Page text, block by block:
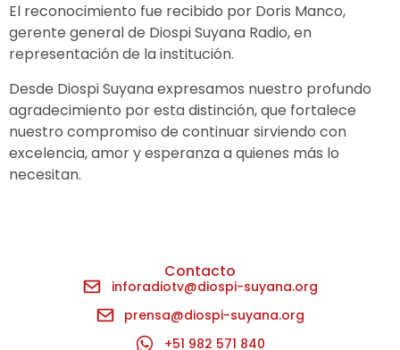
El reconocimiento fue recibido por Doris Manco,
gerente general de Diospi Suyana Radio, en
representación de la institución.
Desde Diospi Suyana expresamos nuestro profundo
agradecimiento por esta distinción, que fortalece
nuestro compromiso de continuar sirviendo con
excelencia, amor y esperanza a quienes más lo
necesitan.
Contacto
inforadiotv@diospi-suyana.org
prensa@diospi-suyana.org
+51 982 571 840